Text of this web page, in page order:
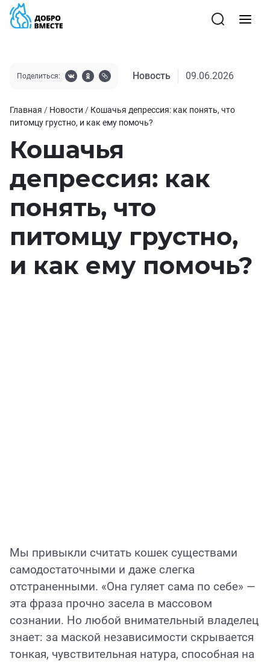
Поделиться: Новость 09.06.2026
Главная / Новости / Кошачья депрессия: как понять, что
питомцу грустно, и как ему помочь?
Кошачья
депрессия: как
понять, что
питомцу грустно,
и как ему помочь?
Мы привыкли считать кошек существами
самодостаточными и даже слегка
отстраненными. «Она гуляет сама по себе» —
эта фраза прочно засела в массовом
сознании. Но любой внимательный владелец
знает: за маской независимости скрывается
тонкая, чувствительная натура, способная на